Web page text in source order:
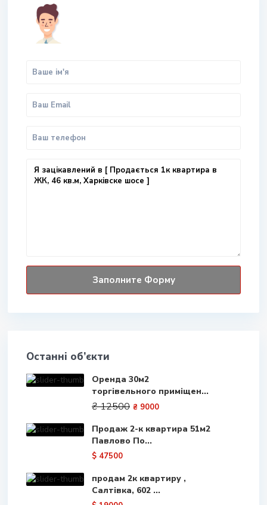
Останні об’єкти
Оренда 30м2
торгівельного приміщен...
₴ 12500 ₴ 9000
Продаж 2-к квартира 51м2
Павлово По...
$ 47500
продам 2к квартиру ,
Салтівка, 602 ...